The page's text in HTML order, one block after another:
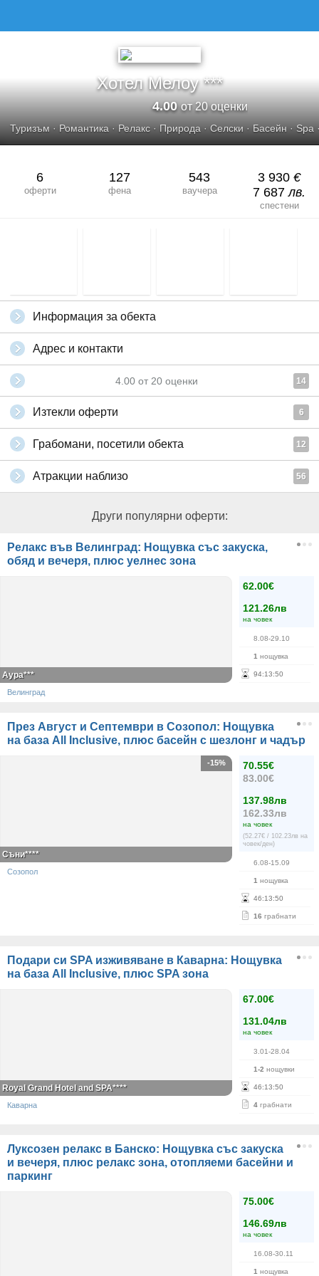
Хотел Мелоу ***
4.00от 20 оценки
Туризъм · Романтика · Релакс · Природа · Селски · Басейн · Spa
6
оферти
127
фена
543
ваучера
3 930 €
7 687лв.
спестени
Информация за обекта
Адрес и контакти
4.00 от 20 оценки 14
Изтекли оферти 6
Грабомани, посетили обекта 12
Атракции наблизо 56
Други популярни оферти:
Релакс във Велинград: Нощувка със закуска,
обяд и вечеря, плюс уелнес зона
62.00€
121.26лв
на човек
8.08-29.10
1 нощувка
94:13:50
Аура***
Велинград
През Август и Септември в Созопол: Нощувка
на база All Inclusive, плюс басейн с шезлонг и чадър
70.55€
83.00€
137.98лв
162.33лв
на човек
(52.27€ / 102.23лв на
човек/ден)
6.08-15.09
1 нощувка
46:13:50
16 грабнати
-15%
Съни****
Созопол
Подари си SPA изживяване в Каварна: Нощувка
на база All Inclusive, плюс SPA зона
67.00€
131.04лв
на човек
3.01-28.04
1-2 нощувки
46:13:50
4 грабнати
Royal Grand Hotel and SPA****
Каварна
Луксозен релакс в Банско: Нощувка със закуска
и вечеря, плюс релакс зона, отопляеми басейни и
паркинг
75.00€
146.69лв
на човек
16.08-30.11
1 нощувка